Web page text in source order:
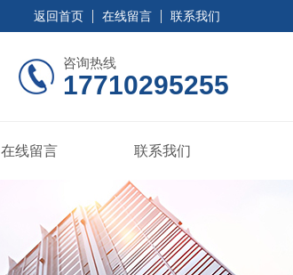
返回首页 在线留言 联系我们
咨询热线
17710295255
在线留言 联系我们